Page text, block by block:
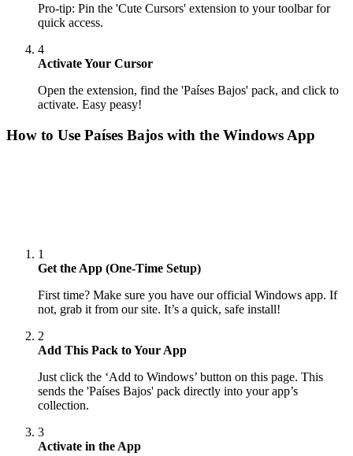
Pro-tip: Pin the 'Cute Cursors' extension to your toolbar for
quick access.
4
Activate Your Cursor
Open the extension, find the 'Países Bajos' pack, and click to
activate. Easy peasy!
How to Use Países Bajos with the Windows App
1
Get the App (One-Time Setup)
First time? Make sure you have our official Windows app. If
not, grab it from our site. It’s a quick, safe install!
2
Add This Pack to Your App
Just click the ‘Add to Windows’ button on this page. This
sends the 'Países Bajos' pack directly into your app’s
collection.
3
Activate in the App